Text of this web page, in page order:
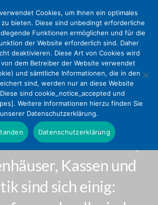
Abend und
der Medizin,
Kassen und
sind sich einig:
Cookies, um Ihnen ein optimales
bieten. Diese sind unbedingt erforderliche
Funktionen ermöglichen und für die
der Website erforderlich sind. Daher
deaktivieren. Diese Art von Cookies wird
dem Betreiber der Website verwendet
und sämtliche Informationen, die in den
sind, werden nur an diese Website
sind cookie_notice_accepted und
Weitere Informationen hierzu finden Sie
Datenschutzerklärung.
Datenschutzerklärung